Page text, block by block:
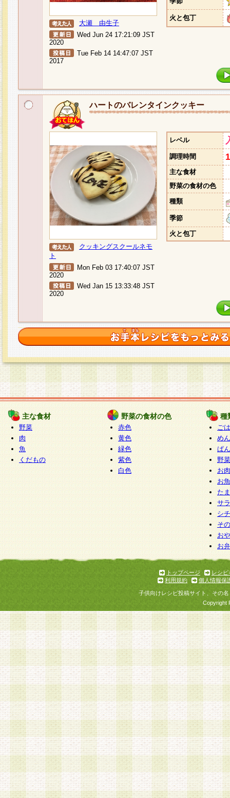
大瀬 由生子
Wed Jun 24 17:21:09 JST
2020
Tue Feb 14 14:47:07 JST
2017
火と包丁
ハートのバレンタインクッキー
クッキングスクールネモ
ト
Mon Feb 03 17:40:07 JST
2020
Wed Jan 15 13:33:48 JST
2020
レベル
調理時間
主な食材
野菜の食材の色
種類
季節
火と包丁
主な食材
野菜
肉
魚
くだもの
野菜の食材の色
赤色
黄色
緑色
紫色
白色
種
ご
めん
ぱん
野
お
お
た
サ
シ
そ
お
お
トップページ
レシピ
利用規約
個人情報保
子供向けレシピ投稿サイト、その
Copyright